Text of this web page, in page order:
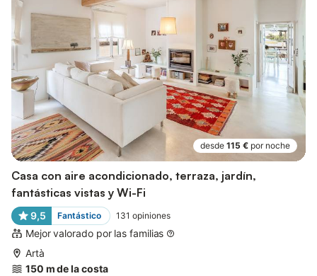
desde 115 € por noche
Casa con aire acondicionado, terraza, jardín,
fantásticas vistas y Wi-Fi
9,5 Fantástico 131 opiniones
Mejor valorado por las familias
Artà
150 m de la costa